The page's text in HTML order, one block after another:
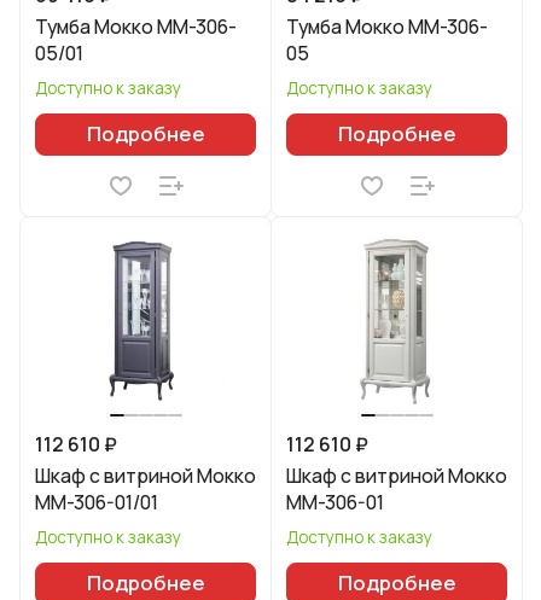
Тумба Мокко ММ-306-
05/01
Доступно к заказу
Подробнее
Тумба Мокко ММ-306-
05
Доступно к заказу
Подробнее
112 610 ₽
Шкаф с витриной Мокко
ММ-306-01/01
Доступно к заказу
Подробнее
112 610 ₽
Шкаф с витриной Мокко
ММ-306-01
Доступно к заказу
Подробнее